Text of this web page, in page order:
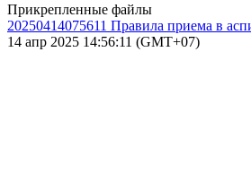
Прикрепленные файлы
20250414075611 Правила приема в
14 апр 2025 14:56:11 (GMT+07)